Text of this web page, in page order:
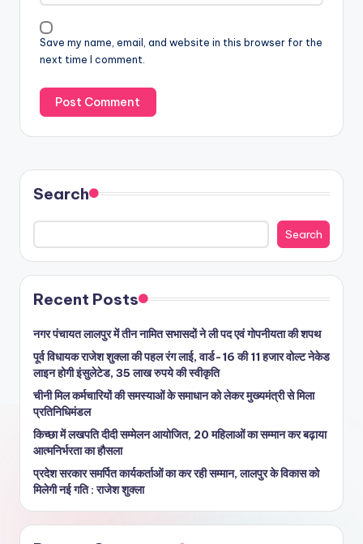
Save my name, email, and website in this browser for the
next time I comment.
Search
Search
Recent Posts
नगर पंचायत लालपुर में तीन नामित सभासदों ने ली पद एवं गोपनीयता की शपथ
पूर्व विधायक राजेश शुक्ला की पहल रंग लाई, वार्ड-16 की 11 हजार वोल्ट नेकेड
लाइन होगी इंसुलेटेड, 35 लाख रुपये की स्वीकृति
चीनी मिल कर्मचारियों की समस्याओं के समाधान को लेकर मुख्यमंत्री से मिला
प्रतिनिधिमंडल
किच्छा में लखपति दीदी सम्मेलन आयोजित, 20 महिलाओं का सम्मान कर बढ़ाया
आत्मनिर्भरता का हौसला
प्रदेश सरकार समर्पित कार्यकर्ताओं का कर रही सम्मान, लालपुर के विकास को
मिलेगी नई गति : राजेश शुक्ला